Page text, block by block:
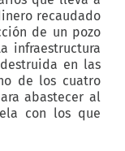
recaudado
de un pozo
infraestructura
en las
de los cuatro
abastecer al
con los que